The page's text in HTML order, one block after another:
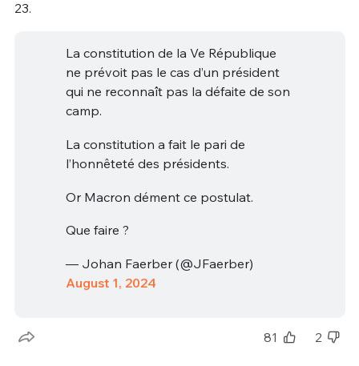
23.
La constitution de la Ve République
ne prévoit pas le cas d’un président
qui ne reconnaît pas la défaite de son
camp.
La constitution a fait le pari de
l’honnêteté des présidents.
Or Macron dément ce postulat.
Que faire ?
— Johan Faerber (@JFaerber)
August 1, 2024
81 2